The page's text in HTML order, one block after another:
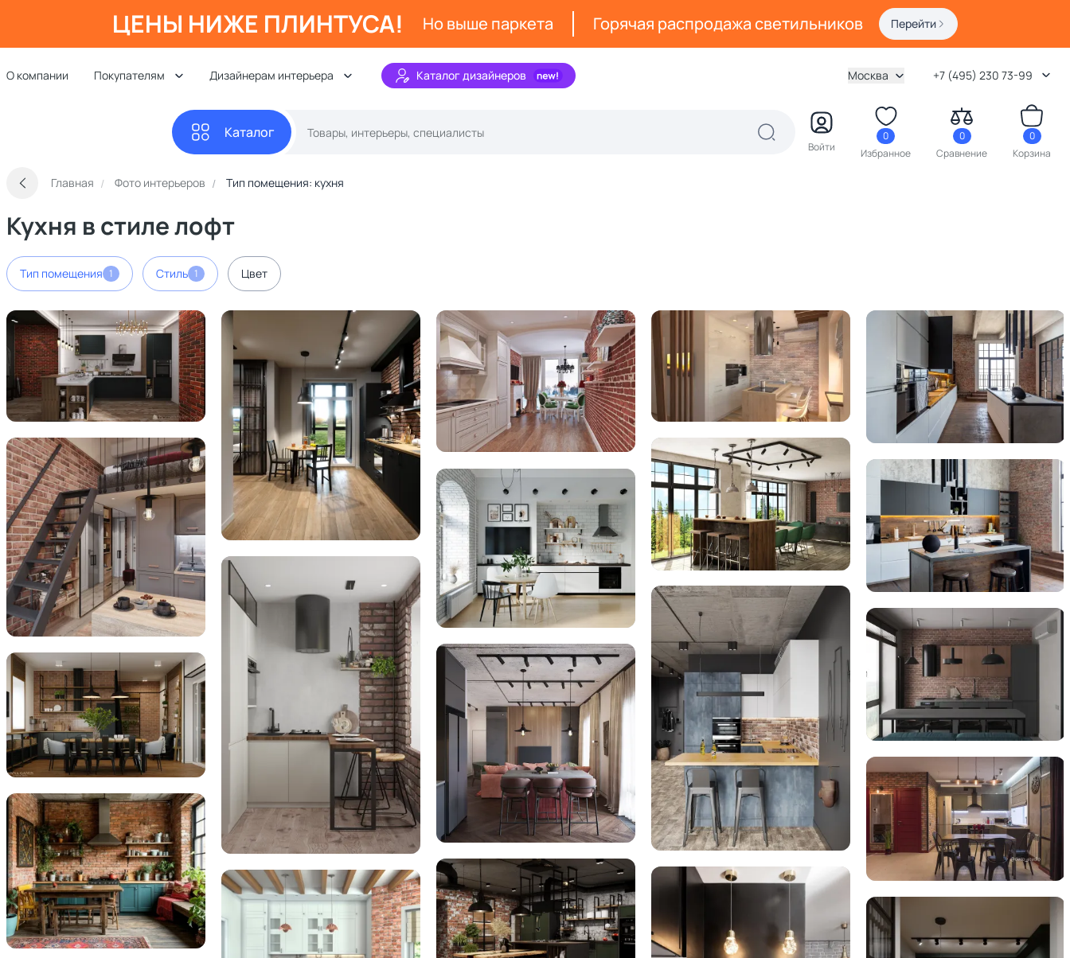
ЦЕНЫ НИЖЕ ПЛИНТУСА! Но выше паркета Горячая распродажа светильников Перейти
О компании Покупателям Дизайнерам интерьера Каталог дизайнеров Москва +7 (495) 230 73-99
Каталог
Войти
0
Избранное
0
Сравнение
0
Корзина
Главная Фото интерьеров Тип помещения: кухня
Кухня в стиле лофт
Тип помещения 1 Стиль 1 Цвет